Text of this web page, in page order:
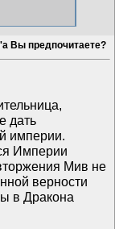
Вы предпочитаете?
дать
империи.
Империи
Мив не
верности
в Дракона